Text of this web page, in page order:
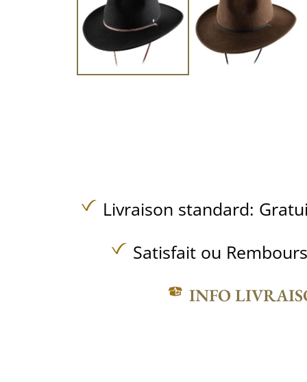
Livraison standard:
Satisfait ou
INFO